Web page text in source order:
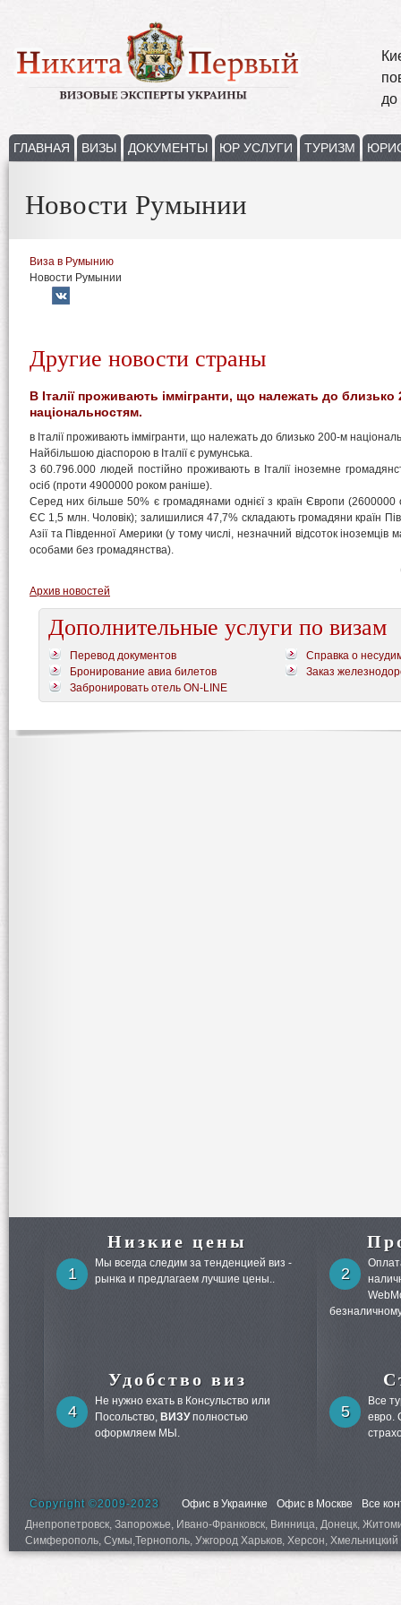
до
ГЛАВНАЯ ВИЗЫ ДОКУМЕНТЫ ЮР УСЛУГИ ТУРИЗМ
Новости Румынии
Виза в Румынию
Новости Румынии
Другие новости страны
В Італії проживають іммігранти, що належать до близько
національностям.
в Італії проживають іммігранти, що належать до близько 200-м
Найбільшою діаспорою в Італії є румунська.
З 60.796.000 людей постійно проживають в Італії іноземне
осіб (проти 4900000 роком раніше).
Серед них більше 50% є громадянами однієї з країн Європи (2600000
ЄС 1,5 млн. Чоловік); залишилися 47,7% складають громадяни країн
Азії та Південної Америки (у тому числі, незначний відсоток іноземців
особами без громадянства).
Архив новостей
Дополнительные услуги по визам
Перевод документов
Справка о
Бронирование авиа билетов
Заказ
Забронировать отель ON-LINE
Низкие цены
1
Мы всегда следим за тенденцией виз -
рынка и предлагаем лучшие цены..
2
Удобство виз
4
Не нужно ехать в Консульство или
Посольство, ВИЗУполностью
оформляем МЫ.
5
Все
евро.
Copyright ©2009-2023 Офис в Украинке Офис в Москве
Все
Днепропетровск, Запорожье, Ивано-Франковск, Винница, Донецк,
Симферополь, Сумы,Тернополь, Ужгород Харьков, Херсон,